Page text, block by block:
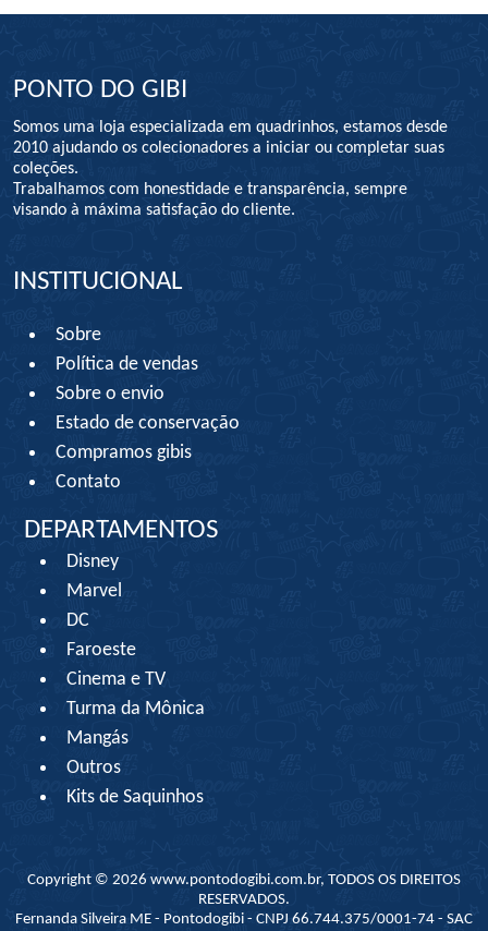
PONTO DO GIBI
Somos uma loja especializada em quadrinhos, estamos desde
2010 ajudando os colecionadores a iniciar ou completar suas
coleções.
Trabalhamos com honestidade e transparência, sempre
visando à máxima satisfação do cliente.
INSTITUCIONAL
Sobre
Política de vendas
Sobre o envio
Estado de conservação
Compramos gibis
Contato
DEPARTAMENTOS
Disney
Marvel
DC
Faroeste
Cinema e TV
Turma da Mônica
Mangás
Outros
Kits de Saquinhos
Copyright © 2026 www.pontodogibi.com.br, TODOS OS DIREITOS
RESERVADOS.
Fernanda Silveira ME - Pontodogibi - CNPJ 66.744.375/0001-74 - SAC